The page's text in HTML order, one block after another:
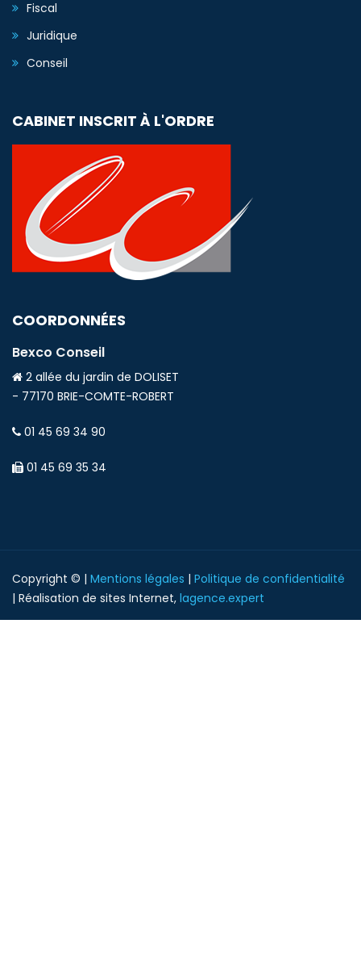
Fiscal
Juridique
Conseil
CABINET INSCRIT À L'ORDRE
COORDONNÉES
Bexco Conseil
2 allée du jardin de DOLISET
- 77170 BRIE-COMTE-ROBERT
01 45 69 34 90
01 45 69 35 34
Copyright © | Mentions légales | Politique de confidentialité
| Réalisation de sites Internet, lagence.expert